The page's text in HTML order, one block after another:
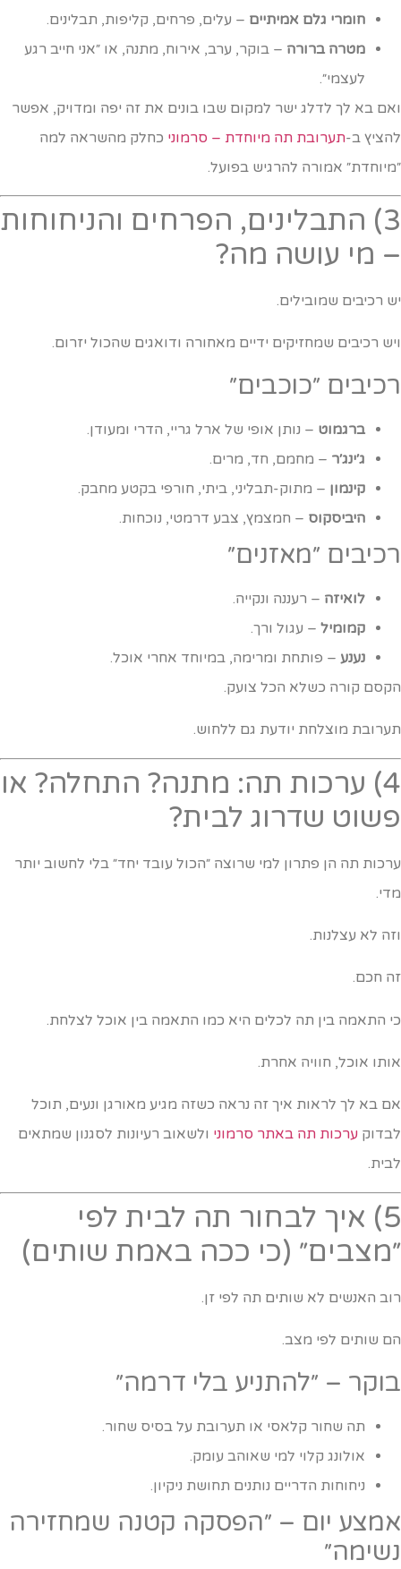
חומרי גלם אמיתיים– עלים, פרחים, קליפות, תבלינים.
מטרה ברורה– בוקר, ערב, אירוח, מתנה, או ״אני חייב רגע
לעצמי״.
בא לך לדלג ישר למקום שבו בונים את זה יפה ומדויק, אפשר
ב-תערובת תה מיוחדת – סרמוניכחלק מהשראה למה
אמורה להרגיש בפועל.
3) התבלינים, הפרחים והניחוחות
מי עושה מה?
רכיבים שמובילים.
רכיבים שמחזיקים ידיים מאחורה ודואגים שהכול יזרום.
״כוכבים״
ברגמוט– נותן אופי של ארל גריי, הדרי ומעודן.
ג׳ינג׳ר– מחמם, חד, מרים.
קינמון– מתוק-תבליני, ביתי, חורפי בקטע מחבק.
היביסקוס– חמצמץ, צבע דרמטי, נוכחות.
״מאזנים״
לואיזה– רעננה ונקייה.
קמומיל– עגול ורך.
נענע– פותחת ומרימה, במיוחד אחרי אוכל.
קורה כשלא הכל צועק.
מוצלחת יודעת גם ללחוש.
4) ערכות תה: מתנה? התחלה? או
שדרוג לבית?
תה הן פתרון למי שרוצה ״הכול עובד יחד״ בלי לחשוב יותר
לא עצלנות.
חכם.
התאמה בין תה לכלים היא כמו התאמה בין אוכל לצלחת.
אוכל, חוויה אחרת.
בא לך לראות איך זה נראה כשזה מגיע מאורגן ונעים, תוכל
ערכות תה באתר סרמוניולשאוב רעיונות לסגנון שמתאים
5) איך לבחור תה לבית לפי
(כי ככה באמת שותים)
האנשים לא שותים תה לפי זן.
שותים לפי מצב.
– ״להתניע בלי דרמה״
תה שחור קלאסי או תערובת על בסיס שחור.
אולונג קלוי למי שאוהב עומק.
ניחוחות הדריים נותנים תחושת ניקיון.
יום – ״הפסקה קטנה שמחזירה